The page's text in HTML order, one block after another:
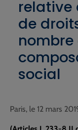
relative
de
nombre
social
Paris, le 12 mars